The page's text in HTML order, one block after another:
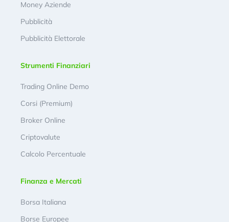
Money Aziende
Pubblicità
Pubblicità Elettorale
Strumenti Finanziari
Trading Online Demo
Corsi (Premium)
Broker Online
Criptovalute
Calcolo Percentuale
Finanza e Mercati
Borsa Italiana
Borse Europee